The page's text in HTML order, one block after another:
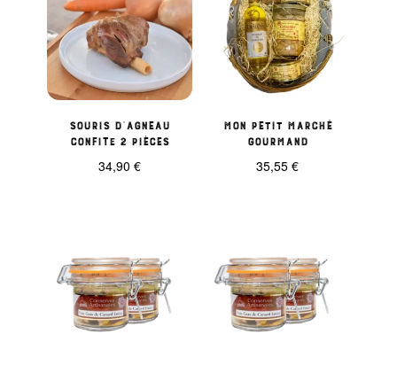
Souris d’agneau
confite 2 pièces
34,90 €
Mon petit marché
gourmand
35,55€